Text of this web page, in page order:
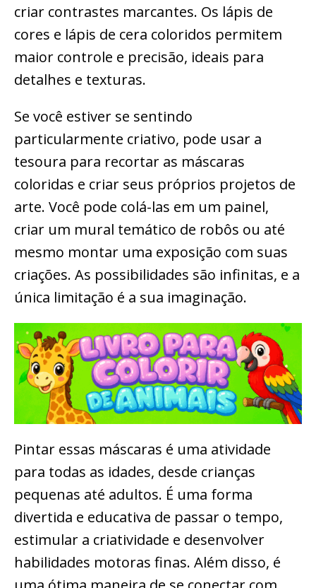
criar contrastes marcantes. Os lápis de
cores e lápis de cera coloridos permitem
maior controle e precisão, ideais para
detalhes e texturas.
Se você estiver se sentindo
particularmente criativo, pode usar a
tesoura para recortar as máscaras
coloridas e criar seus próprios projetos de
arte. Você pode colá-las em um painel,
criar um mural temático de robôs ou até
mesmo montar uma exposição com suas
criações. As possibilidades são infinitas, e a
única limitação é a sua imaginação.
Pintar essas máscaras é uma atividade
para todas as idades, desde crianças
pequenas até adultos. É uma forma
divertida e educativa de passar o tempo,
estimular a criatividade e desenvolver
habilidades motoras finas. Além disso, é